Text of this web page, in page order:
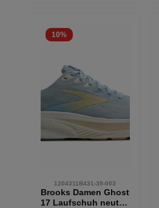
10%
1204311B431-39-003
Brooks Damen Ghost
17 Laufschuh neutral